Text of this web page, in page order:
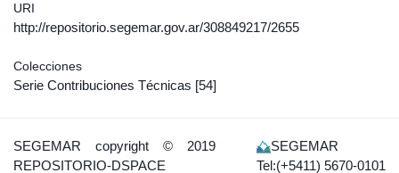
URI
http://repositorio.segemar.gov.ar/308849217/2655
Colecciones
Serie Contribuciones Técnicas [54]
SEGEMAR copyright © 2019
REPOSITORIO-DSPACE
SEGEMAR
Tel:(+5411) 5670-0101